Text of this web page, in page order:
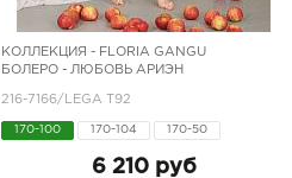
КОЛЛЕКЦИЯ - FLORIA GANGU
БОЛЕРО - ЛЮБОВЬ АРИЭН
216-7166/LEGA T92
170-100 170-104 170-50
6 210 руб